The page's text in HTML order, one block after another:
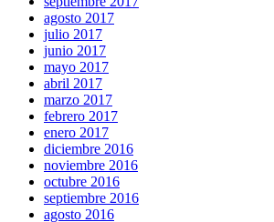
agosto 2017
julio 2017
junio 2017
mayo 2017
abril 2017
marzo 2017
febrero 2017
enero 2017
diciembre 2016
noviembre 2016
octubre 2016
septiembre 2016
agosto 2016